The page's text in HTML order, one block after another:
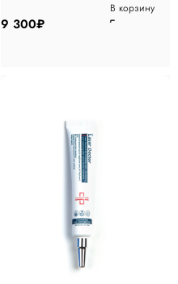
9 300₽
В корзину